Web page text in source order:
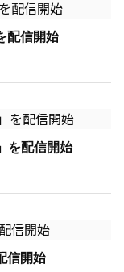
配信開始
配信開始
信開始